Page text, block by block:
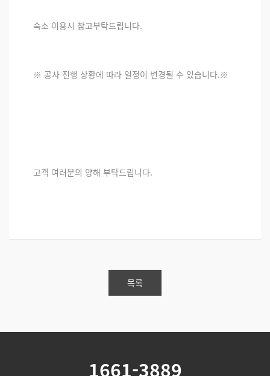
숙소 이용시 참고부탁드립니다.
※ 공사 진행 상황에 따라 일정이 변경될 수 있습니다.※
고객 여러분의 양해 부탁드립니다.
목록
1661-3889